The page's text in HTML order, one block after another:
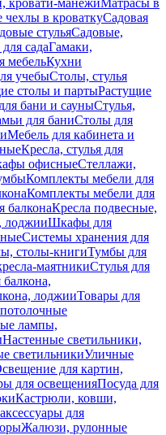
кровати-манежиМатрасы в
в кроваткуСадовая
стульяСадовые,
садаГамаки,
мебельКухни
учебыСтолы, стулья
столы и партыРастущие
бани и сауныСтулья,
для баниСтолы для
Мебель для кабинета и
Кресла, стулья для
офисныеСтеллажи,
Комплекты мебели для
Комплекты мебели для
балконаКресла подвесные,
лоджииШкафы для
Системы хранения для
столы-книгиТумбы для
маятникиСтулья для
лоджииТовары для
лампы,
Настенные светильники,
светильникиУличные
для картин,
для освещенияПосуда для
Кастрюли, ковши,
для
Жалюзи, рулонные